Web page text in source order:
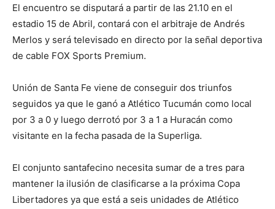
El encuentro se disputará a partir de las 21.10 en el
estadio 15 de Abril, contará con el arbitraje de Andrés
Merlos y será televisado en directo por la señal deportiva
de cable FOX Sports Premium.
Unión de Santa Fe viene de conseguir dos triunfos
seguidos ya que le ganó a Atlético Tucumán como local
por 3 a 0 y luego derrotó por 3 a 1 a Huracán como
visitante en la fecha pasada de la Superliga.
El conjunto santafecino necesita sumar de a tres para
mantener la ilusión de clasificarse a la próxima Copa
Libertadores ya que está a seis unidades de Atlético